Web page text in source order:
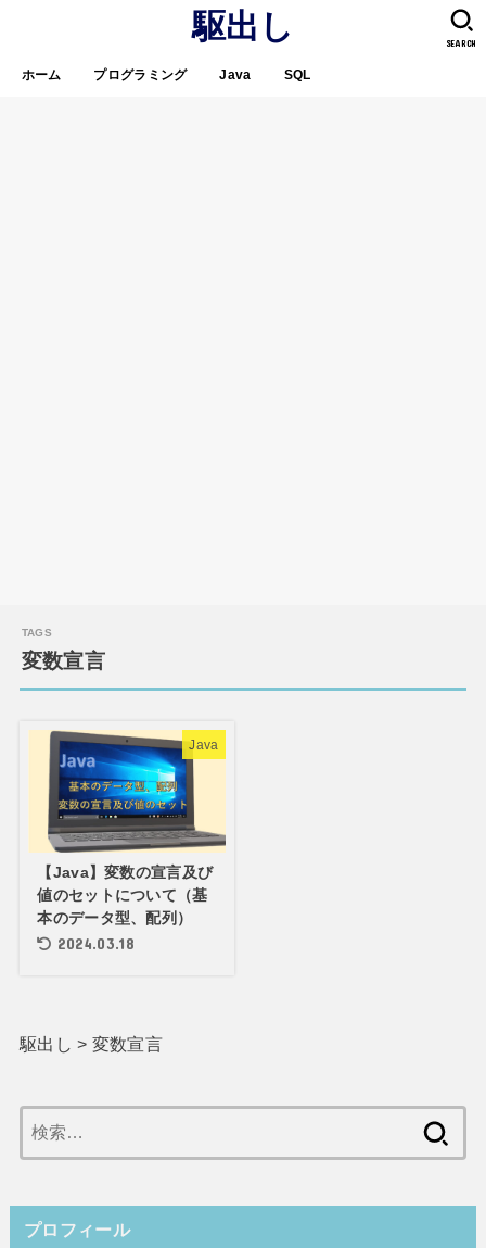
駆出し
ホーム プログラミング Java SQL
SEARCH
変数宣言
Java
【Java】変数の宣言及び
値のセットについて（基
本のデータ型、配列）
2024.03.18
駆出し > 変数宣言
索:
プロフィール